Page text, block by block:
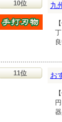
10位 九
11位 お